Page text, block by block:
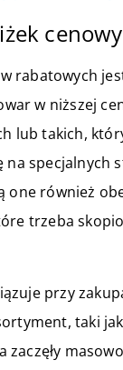
rabatowych
w niższej
lub takich,
na
one również
trzeba
przy
taki
zaczęły